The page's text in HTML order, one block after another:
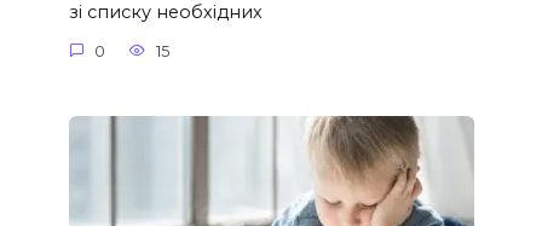
зі списку необхідних
0 15